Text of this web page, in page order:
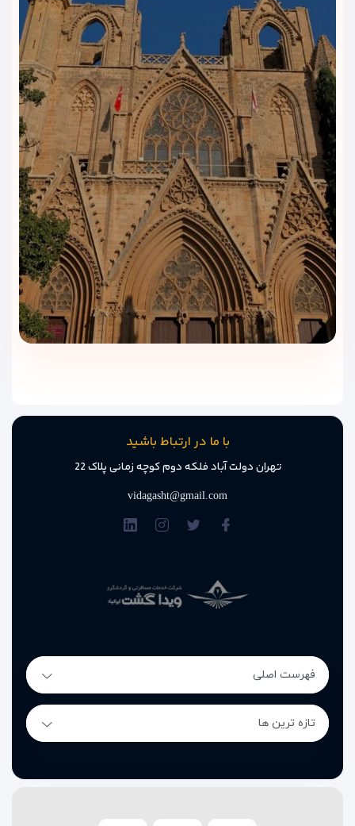
پرسنل هتل در صورت نیاز، مهمانان را برای استفاده از تاکسی و
مسیرهای شهری راهنمایی می‌کنند؛ مزیتی کاربردی برای مسافران
تازه‌وارد به وان.
موقعیت مرکزی به‌عنوان مزیت اصلی
هتل امکانات تفریحی لوکس ندارد، اما نزدیکی به مراکز خرید،
خیابان‌های اصلی، رستوران‌ها و کافه‌ها این کمبود را جبران می‌کند.
این موقعیت بخش زیادی از نیازهای تفریحی مهمانان را پوشش
می‌دهد.
امکانات رفاهی این هتل ساده اما کافی است. این هتل برای
مسافرانی مناسب است که هدف اصلی آن‌ها خرید، گشت شهری و
اقامت اقتصادی در مرکز شهر وان است.
چرا رزرو هتل رویال برک وان با
رزرو هتل در مقصدی مثل وان زمانی رضایت‌بخش است که
Hotel Van) فراهم کرده است.
قیمت اقتصادی و شفاف
ویداگشت
ارائه
کوتاه‌مدت در وان.
پشتیبانی فارسی واقعی
با ما در ارتباط باشید
تهران دولت آباد فلکه دوم کوچه زمانی پلاک 22
vidagasht@gmail.com
فهرست اصلی
تازه ترین ها